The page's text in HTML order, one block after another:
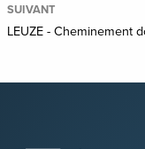
SUIVANT
LEUZE - Cheminement